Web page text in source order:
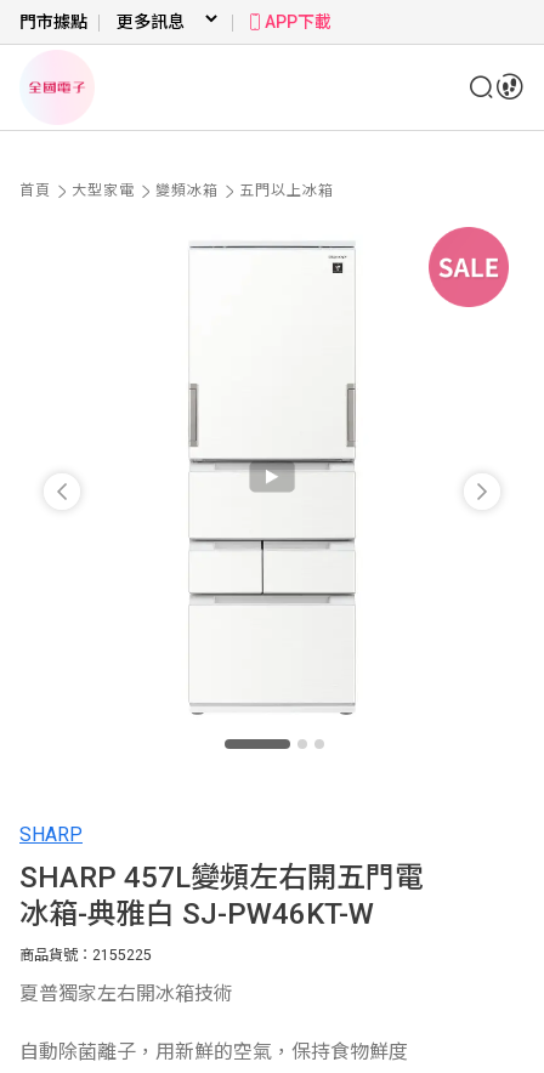
門市據點 APP下載
首頁 大型家電 變頻冰箱 五門以上冰箱
SHARP
SHARP 457L變頻左右開五門電
冰箱-典雅白 SJ-PW46KT-W
商品貨號：2155225
夏普獨家左右開冰箱技術
自動除菌離子，用新鮮的空氣，保持食物鮮度